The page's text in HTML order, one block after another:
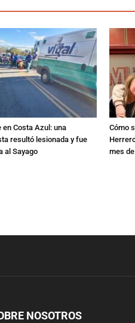
Costa Azul: una
resultó lesionada y fue
al Sayago
Cómo
mes
NOSOTROS